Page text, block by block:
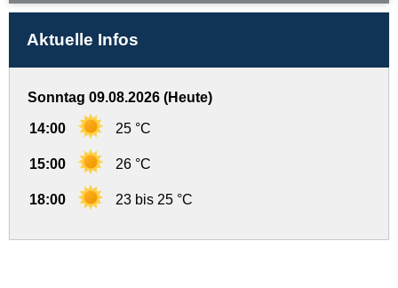
Aktuelle Infos
Sonntag 09.08.2026 (Heute)
14:00 25 °C
15:00 26 °C
18:00 23 bis 25 °C